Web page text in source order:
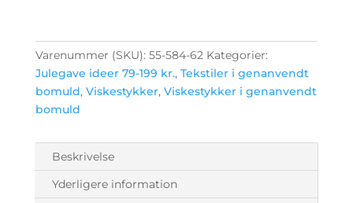
antal
Varenummer (SKU): 55-584-62 Kategorier:
Julegave ideer 79-199 kr., Tekstiler i genanvendt
bomuld, Viskestykker, Viskestykker i genanvendt
bomuld
Beskrivelse
Yderligere information